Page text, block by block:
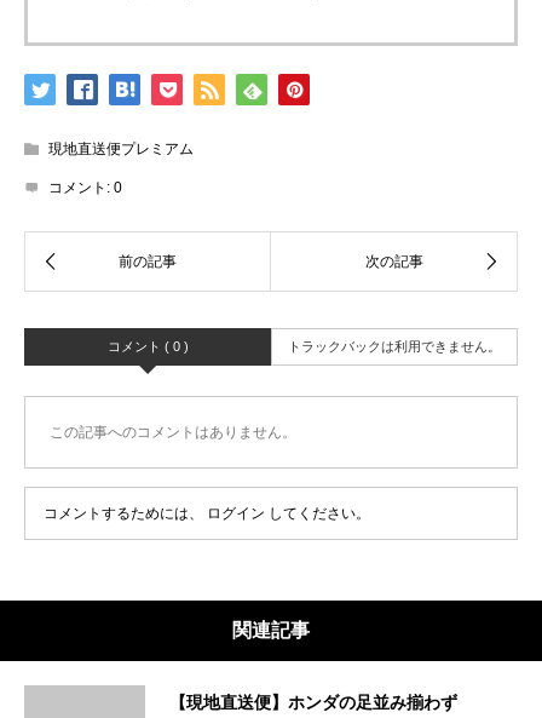
現地直送便プレミアム
コメント: 0
コメント ( 0 ) トラックバックは利用できません。
この記事へのコメントはありません。
コメントするためには、 ログイン してください。
関連記事
【現地直送便】ホンダの足並み揃わず